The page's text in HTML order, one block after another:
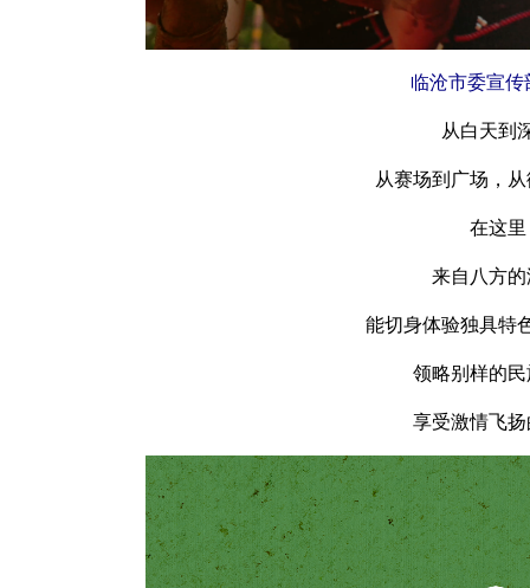
临沧市委宣传
从白天到
从赛场到广场，
在这里
来自八方
能切身体验独具特
领略别样的
享受激情飞